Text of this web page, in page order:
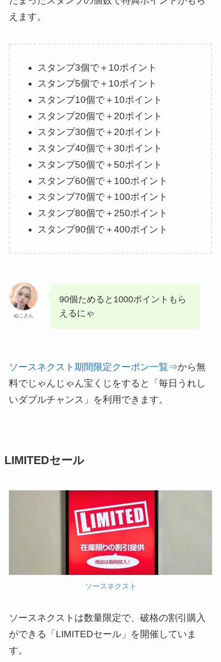
えます。
スタンプ3個で＋10ポイント
スタンプ5個で＋10ポイント
スタンプ10個で＋10ポイント
スタンプ20個で＋20ポイント
スタンプ30個で＋20ポイント
スタンプ40個で＋30ポイント
スタンプ50個で＋50ポイント
スタンプ60個で＋100ポイント
スタンプ70個で＋100ポイント
スタンプ80個で＋250ポイント
スタンプ90個で＋400ポイント
ぬこさん
90個ためると1000ポイントもら
えるにゃ
ソースネクスト期間限定クーポン一覧⇒から無
料でじゃんじゃん宝くじをすると「毎日うれし
いダブルチャンス」を利用できます。
LIMITEDセール
ソースネクスト
ソースネクストは数量限定で、破格の割引購入
ができる「LIMITEDセール」を開催していま
す。